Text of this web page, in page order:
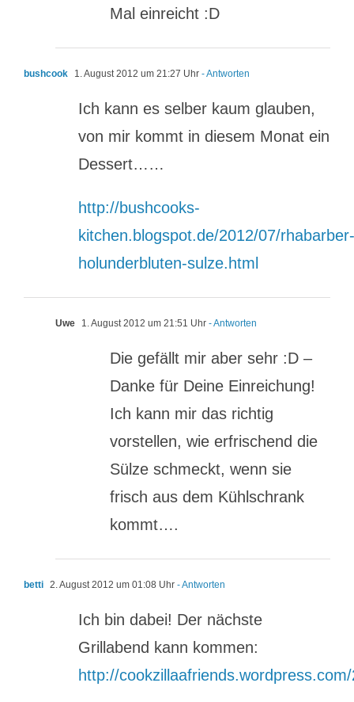
Mal einreicht :D
bushcook 1. August 2012 um 21:27 Uhr - Antworten
Ich kann es selber kaum glauben,
von mir kommt in diesem Monat ein
Dessert……
http://bushcooks-
kitchen.blogspot.de/2012/07/rhabarber-
holunderbluten-sulze.html
Uwe 1. August 2012 um 21:51 Uhr - Antworten
Die gefällt mir aber sehr :D –
Danke für Deine Einreichung!
Ich kann mir das richtig
vorstellen, wie erfrischend die
Sülze schmeckt, wenn sie
frisch aus dem Kühlschrank
kommt….
betti 2. August 2012 um 01:08 Uhr - Antworten
Ich bin dabei! Der nächste
Grillabend kann kommen:
http://